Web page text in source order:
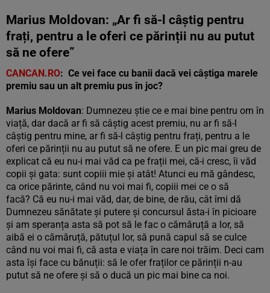
Marius Moldovan: „Ar fi să-l câștig pentru
frați, pentru a le oferi ce părinții nu au putut
să ne ofere”
CANCAN.RO: Ce vei face cu banii dacă vei câștiga marele
premiu sau un alt premiu pus în joc?
Marius Moldovan: Dumnezeu știe ce e mai bine pentru om în
viață, dar dacă ar fi să câștig acest premiu, nu ar fi să-l
câștig pentru mine, ar fi să-l câștig pentru frați, pentru a le
oferi ce părinții nu au putut să ne ofere. E un pic mai greu de
explicat că eu nu-i mai văd ca pe frații mei, că-i cresc, îi văd
copii și gata: sunt copiii mie și atât! Atunci eu mă gândesc,
ca orice părinte, când nu voi mai fi, copiii mei ce o să
facă? Că eu nu-i mai văd, dar, de bine, de rău, cât îmi dă
Dumnezeu sănătate și putere și concursul ăsta-i în picioare
și am speranța asta să pot să le fac o cămăruță a lor, să
aibă ei o cămăruță, pătuțul lor, să pună capul să se culce
când nu voi mai fi, că asta e viața în care noi trăim. Deci cam
asta își face cu bănuții: să le ofer fraților ce părinții n-au
putut să ne ofere și să o ducă un pic mai bine ca noi.